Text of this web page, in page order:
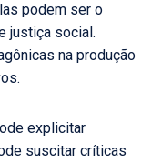
podem ser o
justiça social.
na produção
explicitar
suscitar críticas